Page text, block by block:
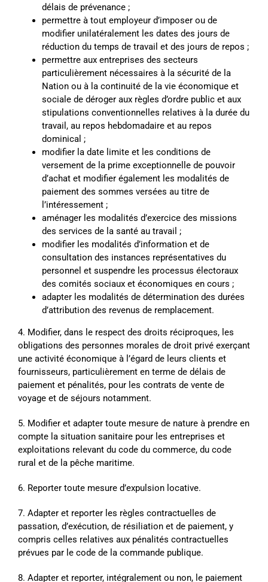
délais de prévenance ;
permettre à tout employeur d’imposer ou de
modifier unilatéralement les dates des jours de
réduction du temps de travail et des jours de repos ;
permettre aux entreprises des secteurs
particulièrement nécessaires à la sécurité de la
Nation ou à la continuité de la vie économique et
sociale de déroger aux règles d’ordre public et aux
stipulations conventionnelles relatives à la durée du
travail, au repos hebdomadaire et au repos
dominical ;
modifier la date limite et les conditions de
versement de la prime exceptionnelle de pouvoir
d’achat et modifier également les modalités de
paiement des sommes versées au titre de
l’intéressement ;
aménager les modalités d’exercice des missions
des services de la santé au travail ;
modifier les modalités d’information et de
consultation des instances représentatives du
personnel et suspendre les processus électoraux
des comités sociaux et économiques en cours ;
adapter les modalités de détermination des durées
d’attribution des revenus de remplacement.
4. Modifier, dans le respect des droits réciproques, les
obligations des personnes morales de droit privé exerçant
une activité économique à l’égard de leurs clients et
fournisseurs, particulièrement en terme de délais de
paiement et pénalités, pour les contrats de vente de
voyage et de séjours notamment.
5. Modifier et adapter toute mesure de nature à prendre en
compte la situation sanitaire pour les entreprises et
exploitations relevant du code du commerce, du code
rural et de la pêche maritime.
6. Reporter toute mesure d’expulsion locative.
7. Adapter et reporter les règles contractuelles de
passation, d’exécution, de résiliation et de paiement, y
compris celles relatives aux pénalités contractuelles
prévues par le code de la commande publique.
8. Adapter et reporter, intégralement ou non, le paiement